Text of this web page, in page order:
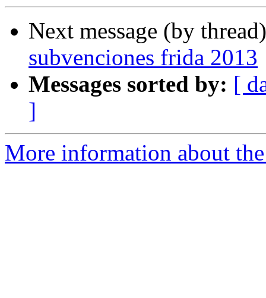
Next message (by
subvenciones frida 2013
Messages sorted by: [
]
More information about